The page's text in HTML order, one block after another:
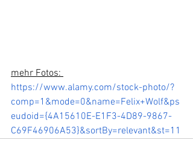
mehr Fotos:
https://www.alamy.com/stock-photo/?
comp=1&mode=0&name=Felix+Wolf&ps
eudoid={4A15610E-E1F3-4D89-9867-
C69F46906A53}&sortBy=relevant&st=11